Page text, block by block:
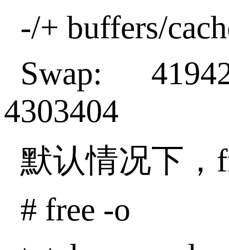
-/+ buffers/
Swap:
4303404
默认情况下，
# free -o